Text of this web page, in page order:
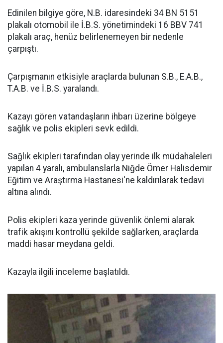
Edinilen bilgiye göre, N.B. idaresindeki 34 BN 5151
plakalı otomobil ile İ.B.S. yönetimindeki 16 BBV 741
plakalı araç, henüz belirlenemeyen bir nedenle
çarpıştı.
Çarpışmanın etkisiyle araçlarda bulunan S.B., E.A.B.,
T.A.B. ve İ.B.S. yaralandı.
Kazayı gören vatandaşların ihbarı üzerine bölgeye
sağlık ve polis ekipleri sevk edildi.
Sağlık ekipleri tarafından olay yerinde ilk müdahaleleri
yapılan 4 yaralı, ambulanslarla Niğde Ömer Halisdemir
Eğitim ve Araştırma Hastanesi'ne kaldırılarak tedavi
altına alındı.
Polis ekipleri kaza yerinde güvenlik önlemi alarak
trafik akışını kontrollü şekilde sağlarken, araçlarda
maddi hasar meydana geldi.
Kazayla ilgili inceleme başlatıldı.